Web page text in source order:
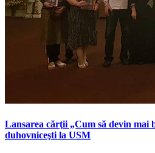
Lansarea cărţii „Cum să devin mai
duhovniceşti la USM